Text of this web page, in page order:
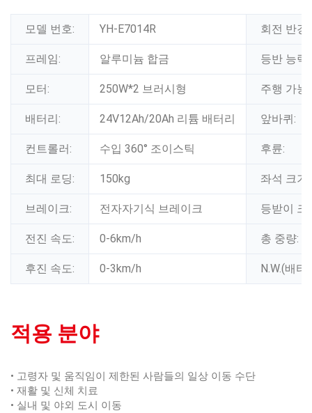
모델 번호: YH-E7014R 회전 반경:
프레임: 알루미늄 합금 등반 능력:
모터: 250W*2 브러시형 주행 가능
배터리: 24V12Ah/20Ah 리튬 배터리 앞바퀴:
컨트롤러: 수입 360° 조이스틱 후륜:
최대 로딩: 150kg 좌석 크기:
브레이크: 전자자기식 브레이크 등받이 크
전진 속도: 0-6km/h 총 중량:
후진 속도: 0-3km/h N.W.(배터
적용 분야
• 고령자 및 움직임이 제한된 사람들의 일상 이동 수단
• 재활 및 신체 치료
• 실내 및 야외 도시 이동